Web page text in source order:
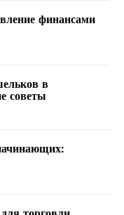
финансами
в
советы